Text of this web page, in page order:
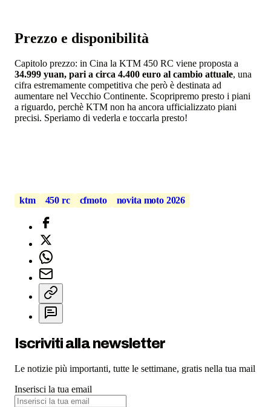
Prezzo e disponibilità
Capitolo prezzo: in Cina la KTM 450 RC viene proposta a
34.999 yuan, pari a circa 4.400 euro al cambio attuale, una
cifra estremamente competitiva che però è destinata ad
aumentare nel Vecchio Continente. Scopripremo presto i piani
a riguardo, perchè KTM non ha ancora ufficializzato piani
precisi. Speriamo di vederla e toccarla presto!
ktm 450 rc cfmoto novita moto 2026
Iscriviti alla newsletter
Le notizie più importanti, tutte le settimane, gratis nella tua mail
Inserisci la tua email